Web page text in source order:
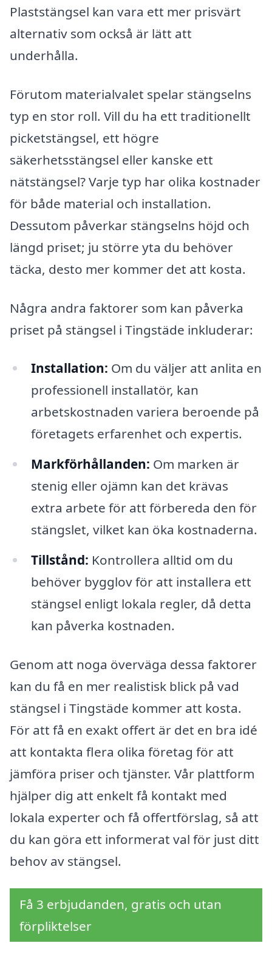
Plaststängsel kan vara ett mer prisvärt
alternativ som också är lätt att
underhålla.
Förutom materialvalet spelar stängselns
typ en stor roll. Vill du ha ett traditionellt
picketstängsel, ett högre
säkerhetsstängsel eller kanske ett
nätstängsel? Varje typ har olika kostnader
för både material och installation.
Dessutom påverkar stängselns höjd och
längd priset; ju större yta du behöver
täcka, desto mer kommer det att kosta.
Några andra faktorer som kan påverka
priset på stängsel i Tingstäde inkluderar:
Installation: Om du väljer att anlita en
professionell installatör, kan
arbetskostnaden variera beroende på
företagets erfarenhet och expertis.
Markförhållanden: Om marken är
stenig eller ojämn kan det krävas
extra arbete för att förbereda den för
stängslet, vilket kan öka kostnaderna.
Tillstånd: Kontrollera alltid om du
behöver bygglov för att installera ett
stängsel enligt lokala regler, då detta
kan påverka kostnaden.
Genom att noga överväga dessa faktorer
kan du få en mer realistisk blick på vad
stängsel i Tingstäde kommer att kosta.
För att få en exakt offert är det en bra idé
att kontakta flera olika företag för att
jämföra priser och tjänster. Vår plattform
hjälper dig att enkelt få kontakt med
lokala experter och få offertförslag, så att
du kan göra ett informerat val för just ditt
behov av stängsel.
Få 3 erbjudanden, gratis och utan
förpliktelser